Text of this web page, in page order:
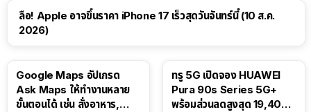
ลือ! Apple อาจขึ้นราคา iPhone 17 เร็วสุดวันจันทร์นี้ (10 ส.ค.
2026)
Google Maps อัปเกรด
Ask Maps ให้ทำงานหลาย
ขั้นตอนได้ เช่น สั่งอาหาร,
ทรู 5G เปิดจอง HUAWEI
Pura 90s Series 5G+
พร้อมส่วนลดสูงสุด 19,400